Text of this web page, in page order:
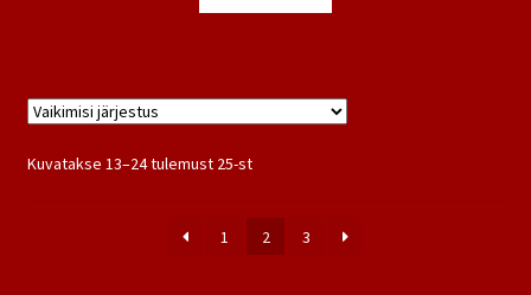
2,15 €. 1,99 €.
Kuvatakse 13–24 tulemust 25-st
1 2 3